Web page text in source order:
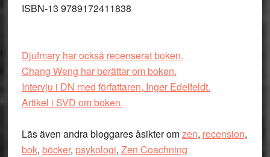
ISBN-13 9789172411838
Djufmary har också recenserat boken.
Chang Weng har berättar om boken.
Intervju i DN med författaren, Inger Edelfeldt.
Artikel i SVD om boken.
Läs även andra bloggares åsikter omzen, recension,
bok, böcker, psykologi, Zen Coachning